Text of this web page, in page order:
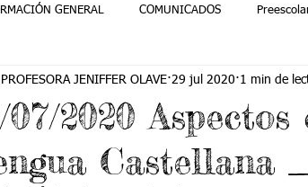
GENERAL COMUNICADOS
2 Grado 3 Grado 4 Grado 5
Grado 8 Grado 9 Grado 10 Grado 11
07/2020
Castellana
PROFESORA JENIFFER OLAVE 29 jul 2020 1 min de